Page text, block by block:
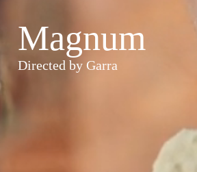
Magnum
Directed by Garra